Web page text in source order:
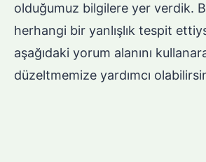
olduğumuz bilgilere yer verdik.
herhangi bir yanlışlık tespit
aşağıdaki yorum alanını
düzeltmemize yardımcı